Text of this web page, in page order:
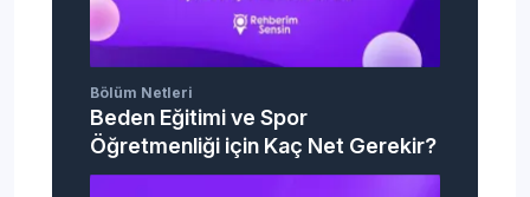
Bölüm Netleri
Beden Eğitimi ve Spor
Öğretmenliği için Kaç Net Gerekir?